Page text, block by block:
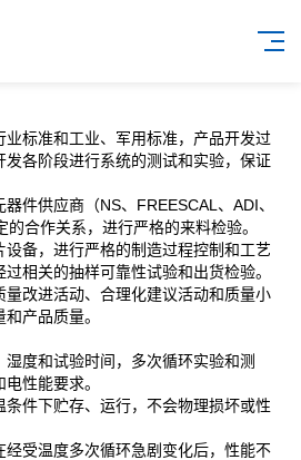
标准和工业、军用标准，产品开发过
各阶段进行系统的测试和实验，保证
件供应商（NS、FREESCAL、ADI、
合作关系，进行严格的来料检验。
备，进行严格的制造过程控制和工艺
相关的抽样可靠性试验和出货检验。
量改进活动、合理化建议活动和质量小
产品质量。
度和试验时间，多次循环实验和测
性能要求。
件下贮存、运行，不会物理损坏或性
受温度多次循环急剧变化后，性能不